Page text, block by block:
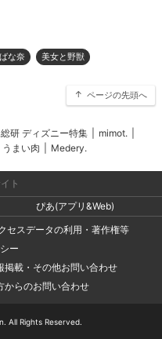
な奈 美女と野獣
ページの先頭へ
研 ディズニー特集 mimot.
うまい肉 Medery.
ト
ぴあ(アプリ&Web)
セスデータの利用・著作権等
ー
掲載・その他お問い合わせ
からのお問い合わせ
All Rights Reserved.